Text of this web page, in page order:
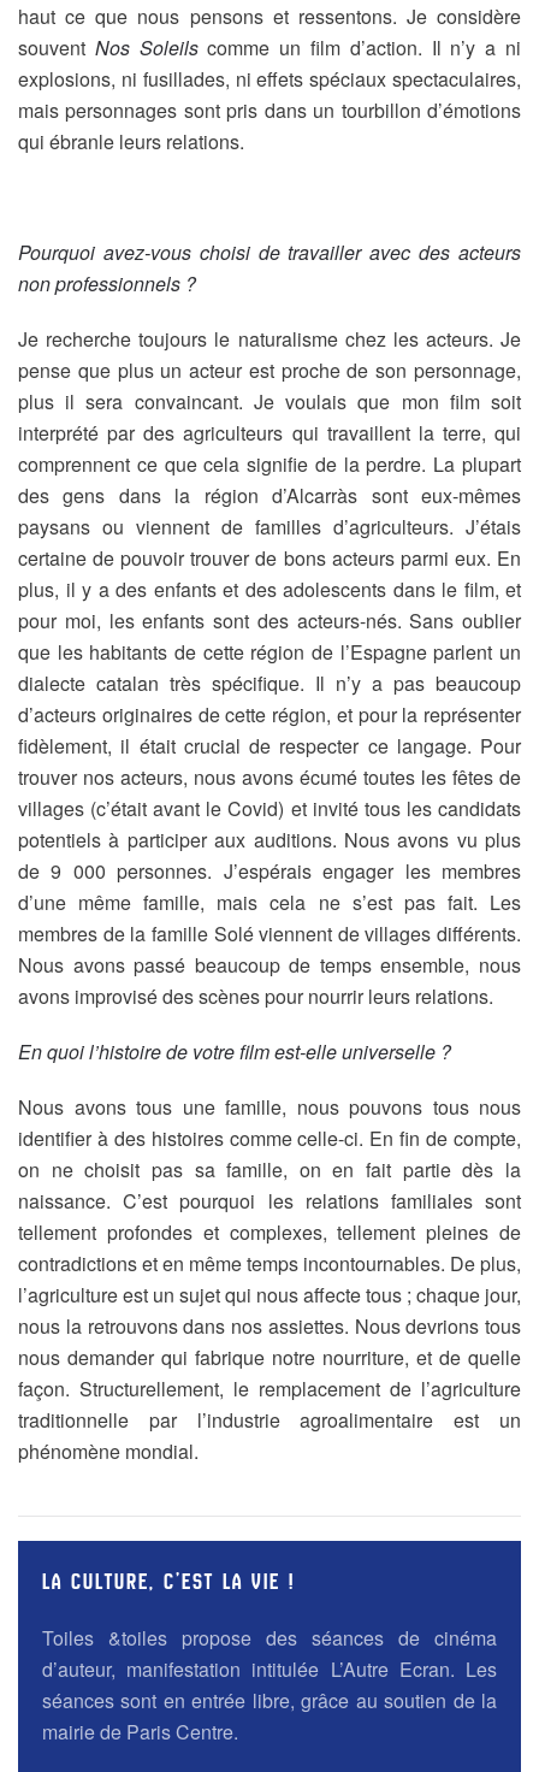
haut ce que nous pensons et ressentons. Je considère
souvent Nos Soleilscomme un film d’action. Il n’y a ni
explosions, ni fusillades, ni effets spéciaux spectaculaires,
mais personnages sont pris dans un tourbillon d’émotions
qui ébranle leurs relations.
Pourquoi avez-vous choisi de travailler avec des acteurs
non professionnels ?
Je recherche toujours le naturalisme chez les acteurs. Je
pense que plus un acteur est proche de son personnage,
plus il sera convaincant. Je voulais que mon film soit
interprété par des agriculteurs qui travaillent la terre, qui
comprennent ce que cela signifie de la perdre. La plupart
des gens dans la région d’Alcarràs sont eux-mêmes
paysans ou viennent de familles d’agriculteurs. J’étais
certaine de pouvoir trouver de bons acteurs parmi eux. En
plus, il y a des enfants et des adolescents dans le film, et
pour moi, les enfants sont des acteurs-nés. Sans oublier
que les habitants de cette région de l’Espagne parlent un
dialecte catalan très spécifique. Il n’y a pas beaucoup
d’acteurs originaires de cette région, et pour la représenter
fidèlement, il était crucial de respecter ce langage. Pour
trouver nos acteurs, nous avons écumé toutes les fêtes de
villages (c’était avant le Covid) et invité tous les candidats
potentiels à participer aux auditions. Nous avons vu plus
de 9 000 personnes. J’espérais engager les membres
d’une même famille, mais cela ne s’est pas fait. Les
membres de la famille Solé viennent de villages différents.
Nous avons passé beaucoup de temps ensemble, nous
avons improvisé des scènes pour nourrir leurs relations.
En quoi l’histoire de votre film est-elle universelle ?
Nous avons tous une famille, nous pouvons tous nous
identifier à des histoires comme celle-ci. En fin de compte,
on ne choisit pas sa famille, on en fait partie dès la
naissance. C’est pourquoi les relations familiales sont
tellement profondes et complexes, tellement pleines de
contradictions et en même temps incontournables. De plus,
l’agriculture est un sujet qui nous affecte tous ; chaque jour,
nous la retrouvons dans nos assiettes. Nous devrions tous
nous demander qui fabrique notre nourriture, et de quelle
façon. Structurellement, le remplacement de l’agriculture
traditionnelle par l’industrie agroalimentaire est un
phénomène mondial.
LA CULTURE, C’EST LA VIE !
Toiles &toiles propose des séances de cinéma
d’auteur, manifestation intitulée L’Autre Ecran. Les
séances sont en entrée libre, grâce au soutien de la
mairie de Paris Centre.